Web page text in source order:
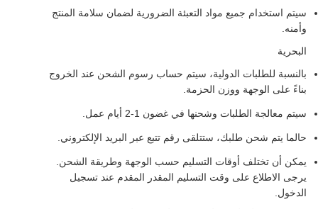
سيتم استخدام جميع مواد التعبئة الضرورية لضمان سلامة المنتج
وأمنه.
البحرية
بالنسبة للطلبات الدولية، سيتم حساب رسوم الشحن عند الخروج
بناءً على الوجهة ووزن الحزمة.
سيتم معالجة الطلبات وشحنها في غضون 1-2 أيام عمل.
حالما يتم شحن طلبك، ستتلقى رقم تتبع عبر البريد الإلكتروني.
يمكن أن تختلف أوقات التسليم حسب الوجهة وطريقة الشحن.
يرجى الاطلاع على وقت التسليم المقدر المقدم عند تسجيل
الدخول.